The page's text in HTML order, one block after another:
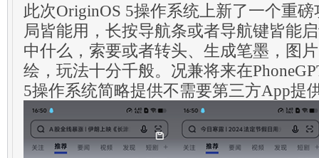
此次OriginOS 5操作系统上新了一个重
局皆能用，长按导航条或者导航键皆能
中什么，索要或者转头、生成笔墨，图
绘，玩法十分千般。况兼将来在
5操作系统简略提供不需要第三方App提